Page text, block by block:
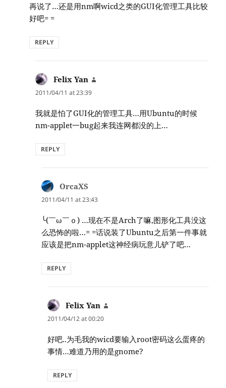
再说了…还是用nm啊wicd之类的GUI化管理工具比较
好吧= =
REPLY
Felix Yan
2011/04/11 at 23:39
我就是怕了GUI化的管理工具…用Ubuntu的时候
nm-applet一bug起来我连网都没的上…
REPLY
OrcaXS
2011/04/11 at 23:43
╰(￣ω￣ｏ) …现在不是Arch了嘛,图形化工具没这
么恐怖的啦…= =话说装了Ubuntu之后第一件事就
应该是把nm-applet这神经病玩意儿铲了吧…
REPLY
Felix Yan
2011/04/12 at 00:20
好吧..为毛我的wicd要输入root密码这么蛋疼的
事情…难道乃用的是gnome?
REPLY